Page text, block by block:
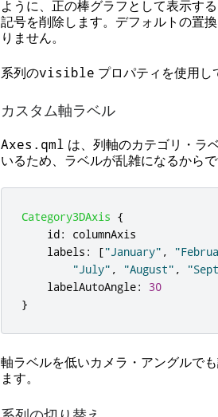
ように、正の棒グラフとして表示する
記号を削除します。デフォルトの置
りません。
系列のvisible プロパティを使用し
カスタム軸ラベル
Axes.qml は、列軸のカテゴリ・ラ
いるため、ラベルが乱雑になるからで
Category3DAxis {
id:
columnAxis
labels : ["January" ,
"July" , "August" ,
labelAutoAngle:
30
}
軸ラベルを低いカメラ・アングルで
ます。